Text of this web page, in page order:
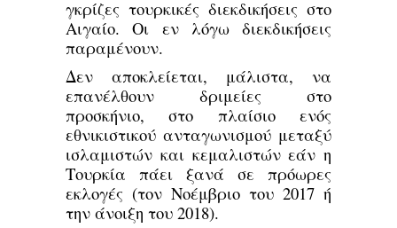
γκρίζες τουρκικές διεκδικήσεις στο
Αιγαίο. Οι εν λόγω διεκδικήσεις
παραμένουν.
Δεν αποκλείεται, μάλιστα, να
επανέλθουν δριμείες στο
προσκήνιο, στο πλαίσιο ενός
εθνικιστικού ανταγωνισμού μεταξύ
ισλαμιστών και κεμαλιστών εάν η
Τουρκία πάει ξανά σε πρόωρες
εκλογές (τον Νοέμβριο του 2017 ή
την άνοιξη του 2018).